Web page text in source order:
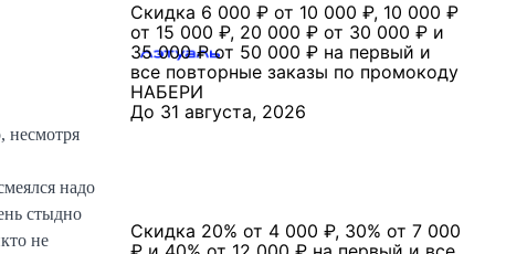
несмотря
надо
стыдно
не
Скидка 6 000 ₽ от 10 000 ₽, 10 000 ₽
от 15 000 ₽, 20 000 ₽ от 30 000 ₽ и
35 000 ₽ от 50 000 ₽ на первый и
все повторные заказы по промокоду
НАБЕРИ
До 31 августа, 2026
Скидка 20% от 4 000 ₽, 30% от 7 000